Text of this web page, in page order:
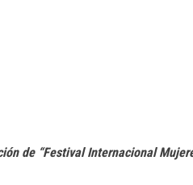
de “Festival Internacional